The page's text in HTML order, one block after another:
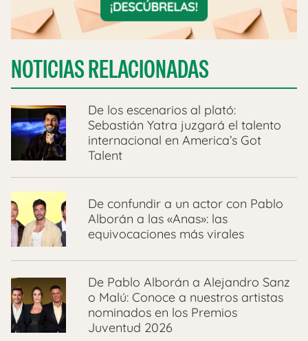
NOTICIAS RELACIONADAS
De los escenarios al plató:
Sebastián Yatra juzgará el talento
internacional en America’s Got
Talent
De confundir a un actor con Pablo
Alborán a las «Anas»: las
equivocaciones más virales
De Pablo Alborán a Alejandro Sanz
o Malú: Conoce a nuestros artistas
nominados en los Premios
Juventud 2026